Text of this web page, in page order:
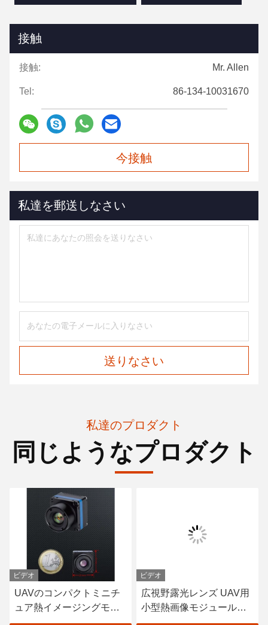
接触
接触: Mr. Allen
Tel: 86-134-10031670
今接触
私達を郵送しなさい
送りなさい
私達のプロダクト
同じようなプロダクト
ビデオ
UAVのコンパクトミニチ
ュア熱イメージングモジ
ュール 温度範囲 -40oC-
ビデオ
広視野露光レンズ UAV用
小型熱画像モジュール
U02 標準GJB 電力消費